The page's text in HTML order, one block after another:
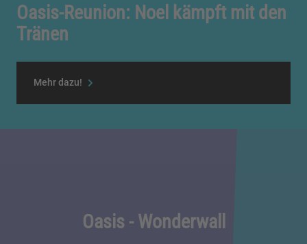
Oasis-Reunion: Noel kämpft mit den
Tränen
Mehr dazu!
Oasis - Wonderwall